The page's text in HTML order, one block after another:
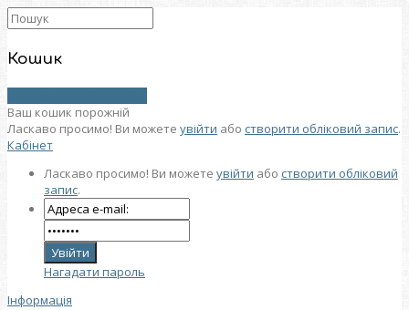
Кошик
Ваш кошик порожній
Ласкаво просимо! Ви можете увійти або створити обліковий запис.
Кабінет
Ласкаво просимо! Ви можете увійти або створити обліковий
запис.
Нагадати пароль
Інформація